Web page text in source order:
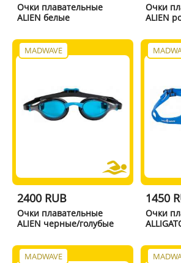
Очки плавательные
ALIEN белые
Очки
ALIEN
MADWAVE
2400 RUB
Очки плавательные
ALIEN черные/голубые
1450
Очки
MADWAVE